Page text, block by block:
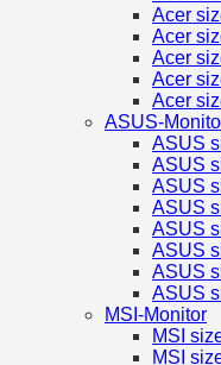
Acer
Acer
Acer
Acer
Acer
ASUS-
ASUS
ASUS
ASUS
ASUS
ASUS
ASUS
ASUS
ASUS
MSI-Monitor
MSI
MSI